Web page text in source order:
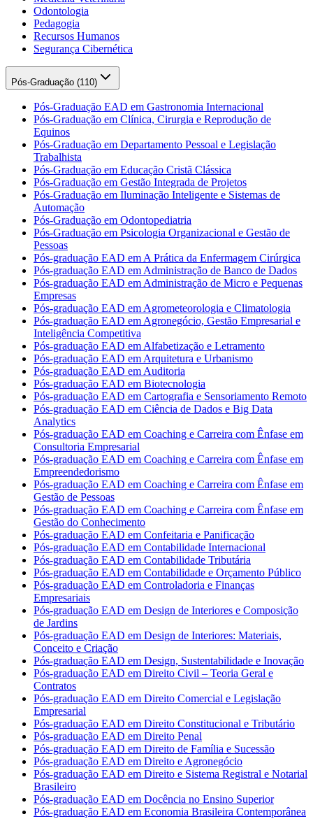
Odontologia
Pedagogia
Recursos Humanos
Segurança Cibernética
Pós-Graduação (110)
Pós-Graduação EAD em Gastronomia Internacional
Pós-Graduação em Clínica, Cirurgia e Reprodução de
Equinos
Pós-Graduação em Departamento Pessoal e Legislação
Trabalhista
Pós-Graduação em Educação Cristã Clássica
Pós-Graduação em Gestão Integrada de Projetos
Pós-Graduação em Iluminação Inteligente e Sistemas de
Automação
Pós-Graduação em Odontopediatria
Pós-Graduação em Psicologia Organizacional e Gestão de
Pessoas
Pós-graduação EAD em A Prática da Enfermagem Cirúrgica
Pós-graduação EAD em Administração de Banco de Dados
Pós-graduação EAD em Administração de Micro e Pequenas
Empresas
Pós-graduação EAD em Agrometeorologia e Climatologia
Pós-graduação EAD em Agronegócio, Gestão Empresarial e
Inteligência Competitiva
Pós-graduação EAD em Alfabetização e Letramento
Pós-graduação EAD em Arquitetura e Urbanismo
Pós-graduação EAD em Auditoria
Pós-graduação EAD em Biotecnologia
Pós-graduação EAD em Cartografia e Sensoriamento Remoto
Pós-graduação EAD em Ciência de Dados e Big Data
Analytics
Pós-graduação EAD em Coaching e Carreira com Ênfase em
Consultoria Empresarial
Pós-graduação EAD em Coaching e Carreira com Ênfase em
Empreendedorismo
Pós-graduação EAD em Coaching e Carreira com Ênfase em
Gestão de Pessoas
Pós-graduação EAD em Coaching e Carreira com Ênfase em
Gestão do Conhecimento
Pós-graduação EAD em Confeitaria e Panificação
Pós-graduação EAD em Contabilidade Internacional
Pós-graduação EAD em Contabilidade Tributária
Pós-graduação EAD em Contabilidade e Orçamento Público
Pós-graduação EAD em Controladoria e Finanças
Empresariais
Pós-graduação EAD em Design de Interiores e Composição
de Jardins
Pós-graduação EAD em Design de Interiores: Materiais,
Conceito e Criação
Pós-graduação EAD em Design, Sustentabilidade e Inovação
Pós-graduação EAD em Direito Civil – Teoria Geral e
Contratos
Pós-graduação EAD em Direito Comercial e Legislação
Empresarial
Pós-graduação EAD em Direito Constitucional e Tributário
Pós-graduação EAD em Direito Penal
Pós-graduação EAD em Direito de Família e Sucessão
Pós-graduação EAD em Direito e Agronegócio
Pós-graduação EAD em Direito e Sistema Registral e Notarial
Brasileiro
Pós-graduação EAD em Docência no Ensino Superior
Pós-graduação EAD em Economia Brasileira Contemporânea